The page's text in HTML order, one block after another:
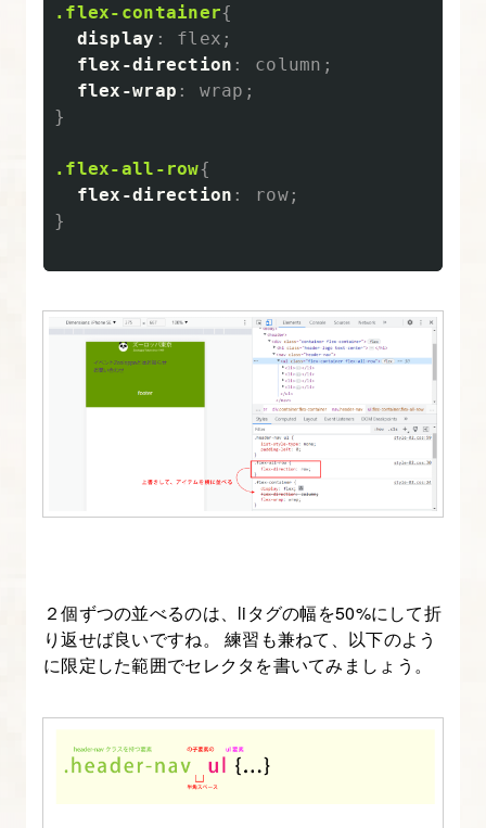
.flex-container{
display : flex ;
flex-direction : column ;
flex-wrap : wrap ;
}
.flex-all-row{
flex-direction : row;
}
２個ずつの並べるのは、liタグの幅を50%にして折
り返せば良いですね。 練習も兼ねて、以下のよう
に限定した範囲でセレクタを書いてみましょう。